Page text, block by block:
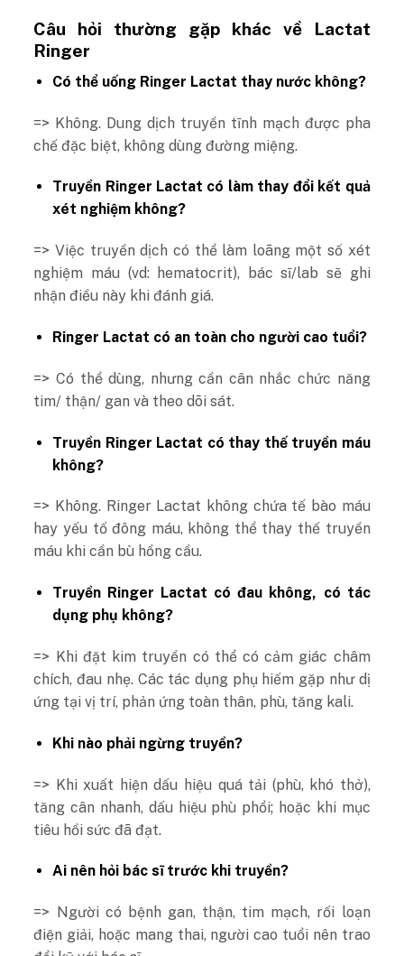
Câu hỏi thường gặp khác về Lactat
Ringer
Có thể uống Ringer Lactat thay nước không?
=> Không. Dung dịch truyền tĩnh mạch được pha
chế đặc biệt, không dùng đường miệng.
Truyền Ringer Lactat có làm thay đổi kết quả
xét nghiệm không?
=> Việc truyền dịch có thể làm loãng một số xét
nghiệm máu (vd: hematocrit), bác sĩ/lab sẽ ghi
nhận điều này khi đánh giá.
Ringer Lactat có an toàn cho người cao tuổi?
=> Có thể dùng, nhưng cần cân nhắc chức năng
tim/ thận/ gan và theo dõi sát.
Truyền Ringer Lactat có thay thế truyền máu
không?
=> Không. Ringer Lactat không chứa tế bào máu
hay yếu tố đông máu, không thể thay thế truyền
máu khi cần bù hồng cầu.
Truyền Ringer Lactat có đau không, có tác
dụng phụ không?
=> Khi đặt kim truyền có thể có cảm giác châm
chích, đau nhẹ. Các tác dụng phụ hiếm gặp như dị
ứng tại vị trí, phản ứng toàn thân, phù, tăng kali.
Khi nào phải ngừng truyền?
=> Khi xuất hiện dấu hiệu quá tải (phù, khó thở),
tăng cân nhanh, dấu hiệu phù phổi; hoặc khi mục
tiêu hồi sức đã đạt.
Ai nên hỏi bác sĩ trước khi truyền?
=> Người có bệnh gan, thận, tim mạch, rối loạn
điện giải, hoặc mang thai, người cao tuổi nên trao